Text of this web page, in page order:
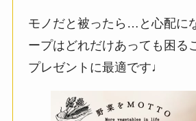
モノだと被ったら…と心配に
ープはどれだけあっても困る
プレゼントに最適です♩